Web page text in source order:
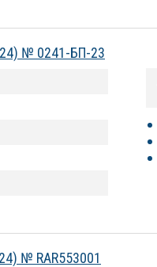
№ 0241-БП-23
№ RAR553001